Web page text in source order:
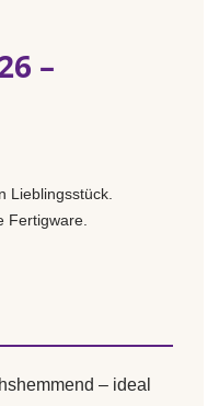
–
Lieblingsstück.
Fertigware.
– ideal